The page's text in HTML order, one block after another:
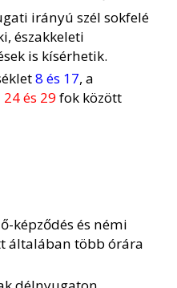
irányú szél sokfelé
északkeleti
is kísérhetik.
8 és 17, a
24 és 29fok között
képződés és némi
általában több órára